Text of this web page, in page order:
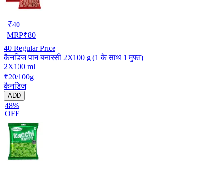
₹40
MRP₹80
40 Regular Price
कैनडिज पान बनारसी 2X100 g (1 के साथ 1 मुफ्त)
2X100 ml
₹20/100g
कैनडिज
ADD
48%
OFF